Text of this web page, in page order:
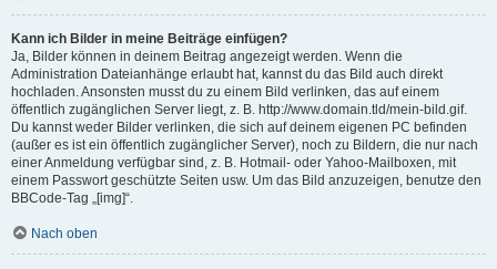
Kann ich Bilder in meine Beiträge einfügen?
Ja, Bilder können in deinem Beitrag angezeigt werden. Wenn die
Administration Dateianhänge erlaubt hat, kannst du das Bild auch direkt
hochladen. Ansonsten musst du zu einem Bild verlinken, das auf einem
öffentlich zugänglichen Server liegt, z. B. http://www.domain.tld/mein-bild.gif.
Du kannst weder Bilder verlinken, die sich auf deinem eigenen PC befinden
(außer es ist ein öffentlich zugänglicher Server), noch zu Bildern, die nur nach
einer Anmeldung verfügbar sind, z. B. Hotmail- oder Yahoo-Mailboxen, mit
einem Passwort geschützte Seiten usw. Um das Bild anzuzeigen, benutze den
BBCode-Tag „[img]“.
Nach oben